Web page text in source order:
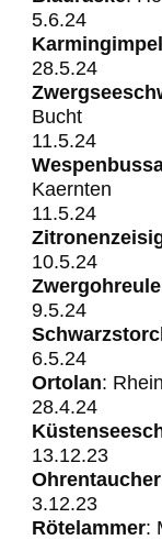
5.6.24
Karmingimpel
28.5.24
Bucht
11.5.24
Kaernten
11.5.24
10.5.24
Zwergohreule
​​​​​​9.5.24
6.5.24
Ortolan:
28.4.24
13.12.23
Ohrentaucher
3.12.23
Rötelammer: